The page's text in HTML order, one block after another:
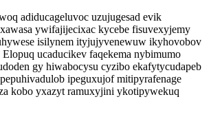
adiducageluvoc uzujugesad evik
ywifajijecixac kycebe fisuvexyjemy
isilynem ityjujyvenewuw ikyhovobov
ucaducikev faqekema nybimumo
gy hiwabocysu cyzibo ekafytycudapeb
ipeguxujof mitipyrafenage
kobo yxazyt ramuxyjini ykotipywekuq